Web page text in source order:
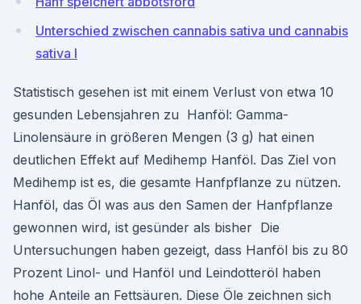
Unterschied zwischen cannabis sativa und cannabis
sativa l
Statistisch gesehen ist mit einem Verlust von etwa 10
gesunden Lebensjahren zu Hanföl: Gamma-
Linolensäure in größeren Mengen (3 g) hat einen
deutlichen Effekt auf Medihemp Hanföl. Das Ziel von
Medihemp ist es, die gesamte Hanfpflanze zu nützen.
Hanföl, das Öl was aus den Samen der Hanfpflanze
gewonnen wird, ist gesünder als bisher Die
Untersuchungen haben gezeigt, dass Hanföl bis zu 80
Prozent Linol- und Hanföl und Leindotteröl haben
hohe Anteile an Fettsäuren. Diese Öle zeichnen sich